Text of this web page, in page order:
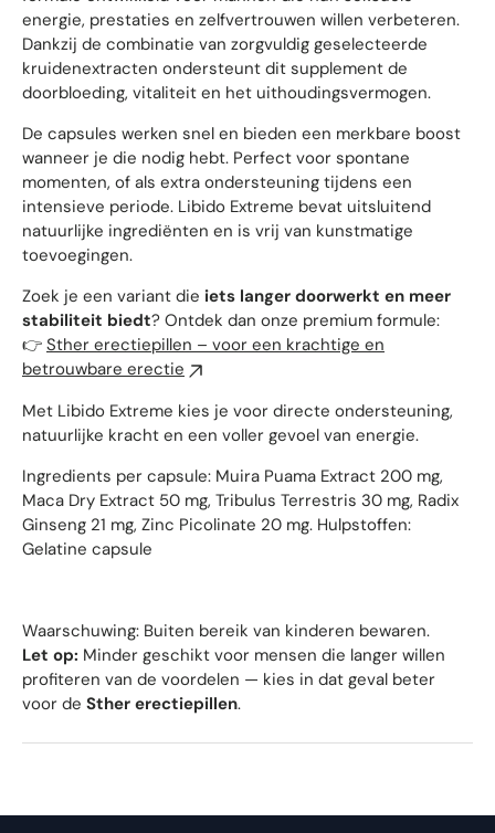
energie, prestaties en zelfvertrouwen willen verbeteren.
Dankzij de combinatie van zorgvuldig geselecteerde
kruidenextracten ondersteunt dit supplement de
doorbloeding, vitaliteit en het uithoudingsvermogen.
De capsules werken snel en bieden een merkbare boost
wanneer je die nodig hebt. Perfect voor spontane
momenten, of als extra ondersteuning tijdens een
intensieve periode. Libido Extreme bevat uitsluitend
natuurlijke ingrediënten en is vrij van kunstmatige
toevoegingen.
Zoek je een variant die iets langer doorwerkt en meer
stabiliteit biedt? Ontdek dan onze premium formule:
👉 Sther erectiepillen – voor een krachtige en
betrouwbare erectie
Met Libido Extreme kies je voor directe ondersteuning,
natuurlijke kracht en een voller gevoel van energie.
Ingredients per capsule: Muira Puama Extract 200 mg,
Maca Dry Extract 50 mg, Tribulus Terrestris 30 mg, Radix
Ginseng 21 mg, Zinc Picolinate 20 mg. Hulpstoffen:
Gelatine capsule
Waarschuwing: Buiten bereik van kinderen bewaren.
Let op: Minder geschikt voor mensen die langer willen
profiteren van de voordelen — kies in dat geval beter
voor de Sther erectiepillen.